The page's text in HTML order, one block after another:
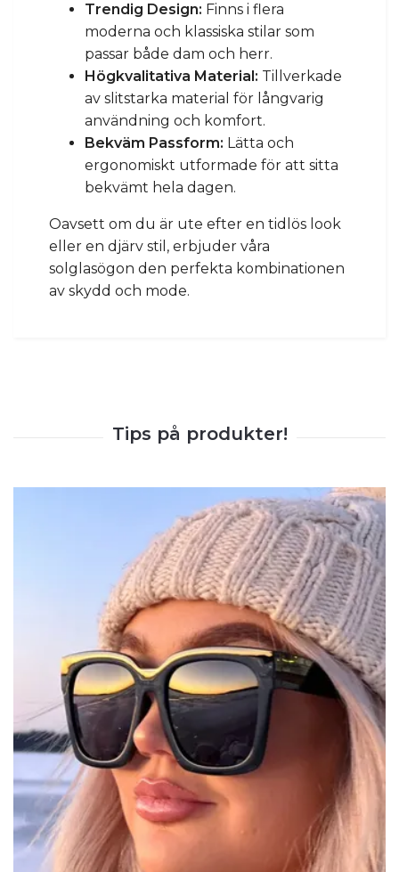
Trendig Design: Finns i flera
moderna och klassiska stilar som
passar både dam och herr.
Högkvalitativa Material: Tillverkade
av slitstarka material för långvarig
användning och komfort.
Bekväm Passform: Lätta och
ergonomiskt utformade för att sitta
bekvämt hela dagen.
Oavsett om du är ute efter en tidlös look
eller en djärv stil, erbjuder våra
solglasögon den perfekta kombinationen
av skydd och mode.